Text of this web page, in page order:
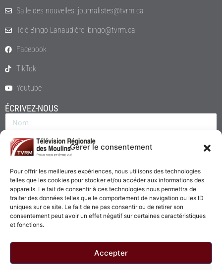
Gérer le consentement
Pour offrir les meilleures expériences, nous utilisons des technologies
telles que les cookies pour stocker et/ou accéder aux informations des
appareils. Le fait de consentir à ces technologies nous permettra de
traiter des données telles que le comportement de navigation ou les ID
uniques sur ce site. Le fait de ne pas consentir ou de retirer son
consentement peut avoir un effet négatif sur certaines caractéristiques
et fonctions.
Accepter
Salle des nouvelles: journalistes@tvrm.ca
Télé-Bingo Lanaudière: bingo@tvrm.ca
Facebook
TikTok
Youtube
ÉCRIVEZ-NOUS